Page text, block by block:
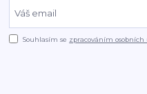
Souhlasím se zpracováním osobních